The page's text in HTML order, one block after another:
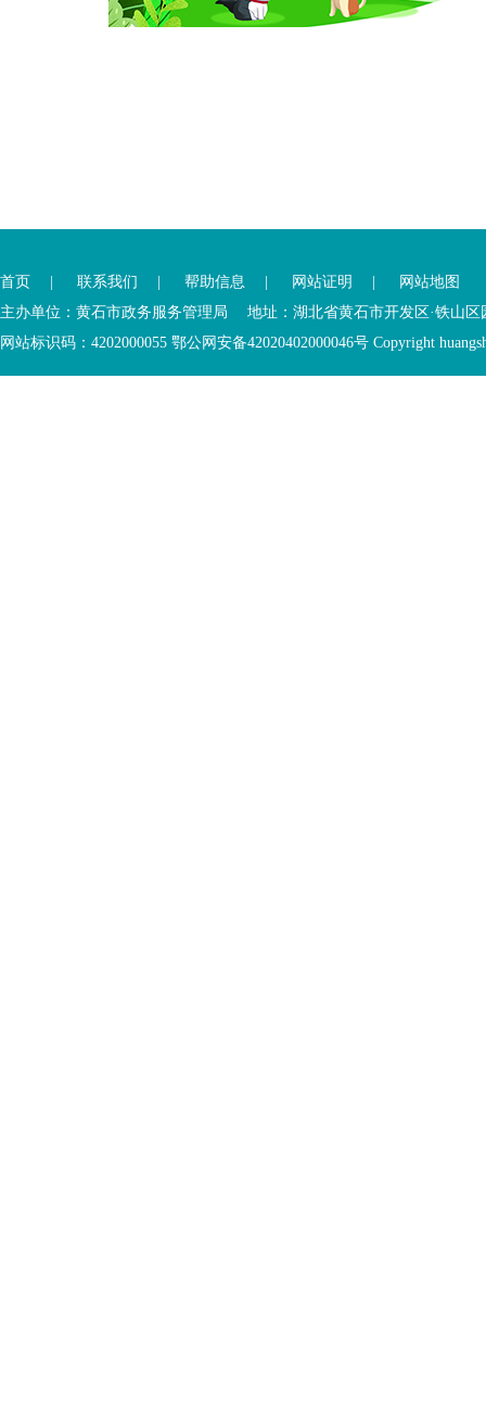
首页 联系我们 帮助信息 网站证明
网站地图
主办单位：黄石市政务服务管理局 地址：湖北省黄石市开发区·铁山
网站标识码：4202000055 鄂公网安备42020402000046号 Copyright